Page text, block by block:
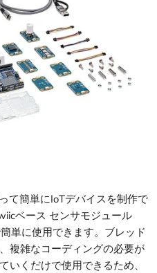
て簡単にIoTデバイスを制作で
ベース センサモジュール
単に使用できます。ブレッド
複雑なコーディングの必要が
いくだけで使用できるため、